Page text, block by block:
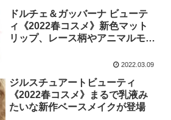
ドルチェ＆ガッバーナ ビューテ
ィ《2022春コスメ》新色マット
リップ、レース柄やアニマルモチ
2022.03.09
ジルスチュアートビューティ
《2022春コスメ》まるで乳液み
たいな新作ベースメイクが登場